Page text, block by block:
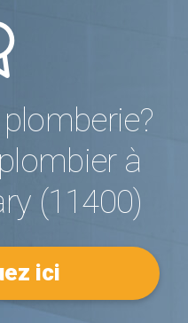
à
(11400)
ici